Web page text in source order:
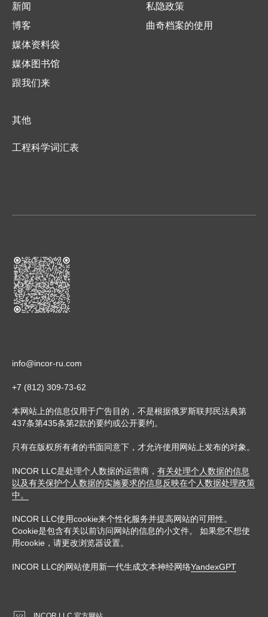
新闻
博客
媒体资料袋
媒体图书馆
跟我们来
私隐政策
曲奇档案的使用
其他
工程科学词汇表
info@incor-ru.com
+7 (812) 309-73-62
本网站上的信息仅用于广告目的，不是根据俄罗斯联邦民法典第
437条第435条第2款的要约或公开要约。
只有在版权所有者的书面同意下，才允许使用网站上发布的对象。
INCOR LLC是处理个人数据的运营商， 有关处理个人数据的信息
以及有关保护个人数据的实施要求的信息反映在个人数据处理政策
中。
INCOR LLC使用cookie来个性化服务并提高网站的可用性。
Cookie是包含有关以前访问网站的信息的小文件。 如果您不想使
用cookie，请更改浏览器设置。
INCOR LLC的网站使用新一代生成文本神经网络YandexGPT